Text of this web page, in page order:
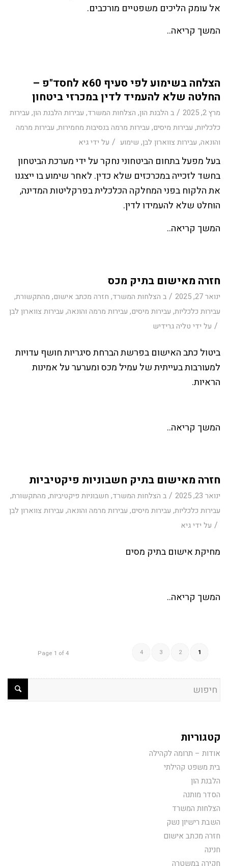
אל עומק הליכים משפטיים מורכבים.
המשך קריאה..
הצלחה בשימוע לפי סעיף 60א לחסד"פ –
החלטה שלא להעמיד לדין במכרזי ביטחון
מרץ 2, 2025 / ב הלבנת הון, הצלחות המשרד, עבירות הלבנת הון, עבירות
כלכליות, עבירות מיסים, עבירות מרמה בנסיבות מחמירות, עבירות מרמה
והונאה, עבירות צווארון לבן, שימוע / על ידיגיא
בעל מפעל בתחום הביטחוני נחקר על ידי מערכת הביטחון
בחשד לזכייה במכרכזים שלא כדין. לאחר שימוע בו ייצגנו
את הלקוח בפני המחלקה הכלכלית בפרקליטות המדינה,
הוחלט שלא להעמידו לדין.
המשך קריאה..
חזרה מאישום בתיק מכס
ינואר 27, 2025 / ב הצלחות המשרד, חזרה מכתב אישום, מהתקשורת,
עבירות כלכליות, עבירות מיסים, עבירות מרמה והונאה, עבירות צווארון לבן
/ על ידי טליה גרידיש
ביטול כתב האישום בפרשת הברחת סיגריות חושף עדויות
למעורבות בעייתית של עמיל מכס ומערער על אמינות
הראיות.
המשך קריאה..
חזרה מאישום בתיק חשבוניות פיקטיביות
ינואר 23, 2025 / ב הצלחות המשרד, חשבוניות פיקטיביות, מהתקשורת,
עבירות כלכליות, עבירות מיסים, עבירות מרמה והונאה, עבירות צווארון לבן
/ על ידיגיא
מחיקת אישום בתיק מסים
המשך קריאה..
Page 1 of 4 1
2
3
4
קטגוריות
אודות – תרומה לקהילה
בית משפט קהילתי
הלבנת הון
הסדר מותנה
הצלחות המשרד
השבת רישיון נשק
חזרה מכתב אישום
חנינה
חקירה במשטרה